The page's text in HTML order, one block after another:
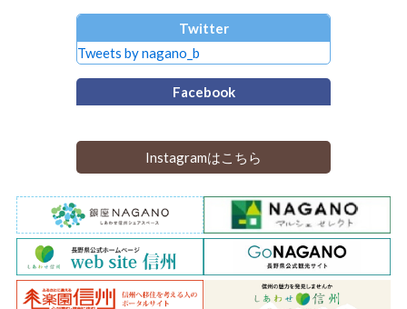
Twitter
Tweets by nagano_b
Facebook
Instagramはこちら